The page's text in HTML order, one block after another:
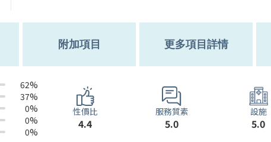
附加項目 更多項目詳情
62%
37%
0%
0%
0%
性價比
4.4
服務質素
5.0
設施
5.0